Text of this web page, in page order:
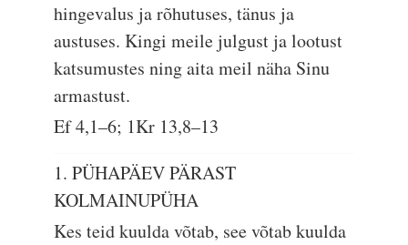
hingevalus ja rõhutuses, tänus ja
austuses. Kingi meile julgust ja lootust
katsumustes ning aita meil näha Sinu
armastust.
Ef 4,1–6; 1Kr 13,8–13
1. PÜHAPÄEV PÄRAST
KOLMAINUPÜHA
Kes teid kuulda võtab, see võtab kuulda